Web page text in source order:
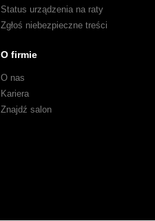
Status urządzenia na raty
Zgłoś niebezpieczne treści
O firmie
O nas
Kariera
Znajdź salon